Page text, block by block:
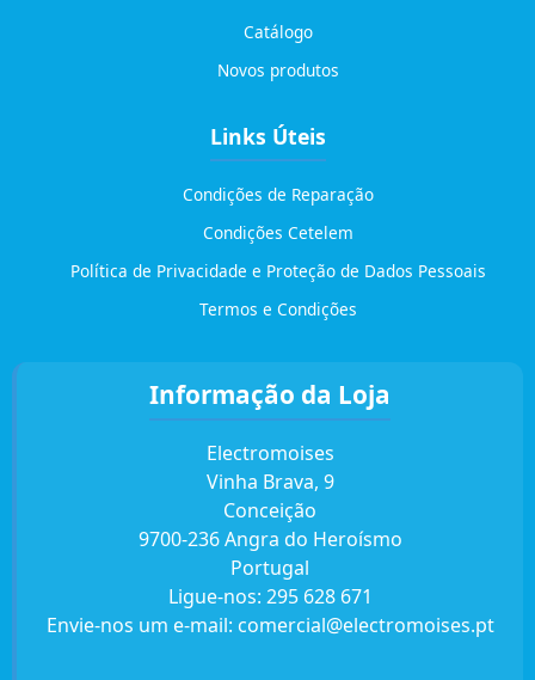
Catálogo
Novos produtos
Links Úteis
Condições de Reparação
Condições Cetelem
Política de Privacidade e Proteção de Dados Pessoais
Termos e Condições
Informação da Loja
Electromoises
Vinha Brava, 9
Conceição
9700-236 Angra do Heroísmo
Portugal
Ligue-nos: 295 628 671
Envie-nos um e-mail: comercial@electromoises.pt